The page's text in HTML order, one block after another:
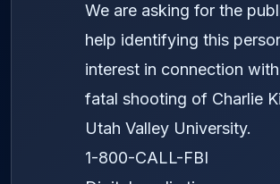
We are asking for the
help identifying this
interest in connection
fatal shooting of Charlie
Utah Valley University.
1-800-CALL-FBI